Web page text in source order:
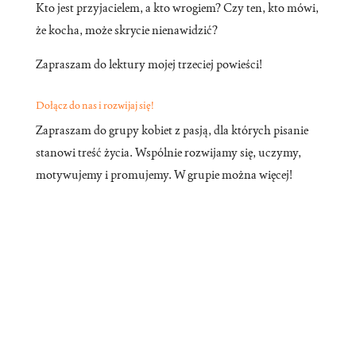
Kto jest przyjacielem, a kto wrogiem? Czy ten, kto mówi,
że kocha, może skrycie nienawidzić?
Zapraszam do lektury mojej trzeciej powieści!
Dołącz do nas i rozwijaj się!
Zapraszam do grupy kobiet z pasją, dla których pisanie
stanowi treść życia. Wspólnie rozwijamy się, uczymy,
motywujemy i promujemy. W grupie można więcej!